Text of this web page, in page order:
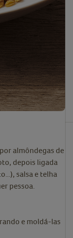
almôndegas de
depois ligada
salsa e telha
pessoa.
e moldá-las